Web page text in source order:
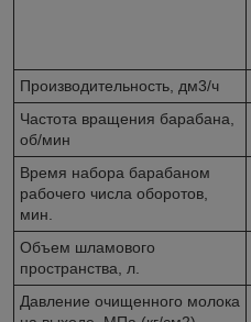
Производительность, дм3/ч
Частота вращения барабана,
об/мин
Время набора барабаном
рабочего числа оборотов,
мин.
Объем шламового
пространства, л.
Давление очищенного молока